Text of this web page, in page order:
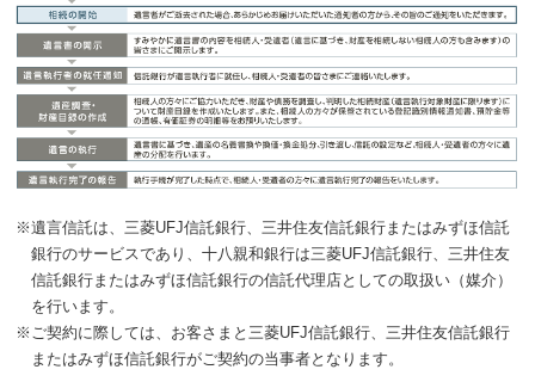
※遺言信託は、三菱UFJ信託銀行、三井住友信託銀行またはみずほ信託
銀行のサービスであり、十八親和銀行は三菱UFJ信託銀行、三井住友
信託銀行またはみずほ信託銀行の信託代理店としての取扱い（媒介）
を行います。
※ ご契約に際しては、お客さまと三菱UFJ信託銀行、三井住友信託銀行
またはみずほ信託銀行がご契約の当事者となります。